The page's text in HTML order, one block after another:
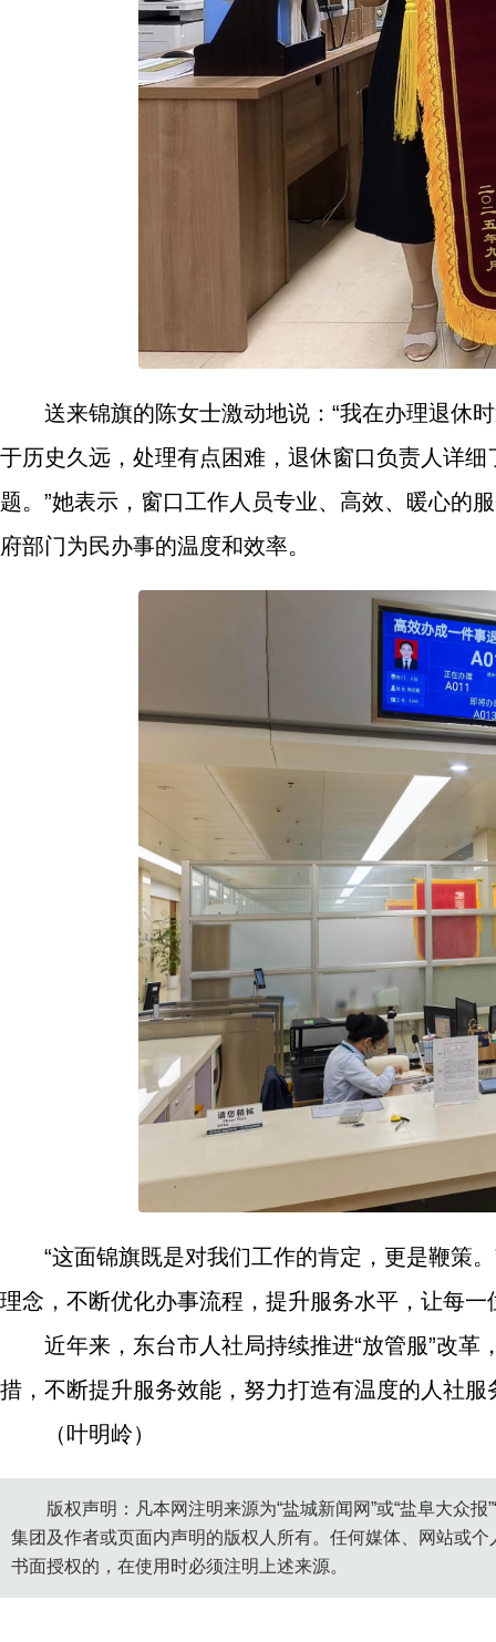
送来锦旗的陈女士激动地说：“我在办理退休
于历史久远，处理有点困难，退休窗口负责人详
题。”她表示，窗口工作人员专业、高效、暖心的
府部门为民办事的温度和效率。
“这面锦旗既是对我们工作的肯定，更是鞭策
理念，不断优化办事流程，提升服务水平，让每
近年来，东台市人社局持续推进“放管服”改
措，不断提升服务效能，努力打造有温度的人社
（叶明岭）
版权声明：凡本网注明来源为“盐城新闻网”或“盐阜大众
集团及作者或页面内声明的版权人所有。任何媒体、网站或
书面授权的，在使用时必须注明上述来源。